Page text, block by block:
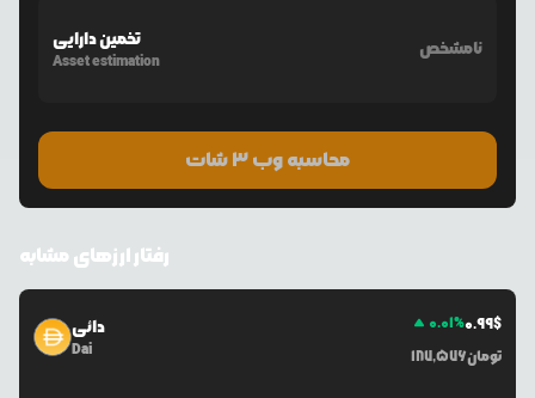
تخمین دارایی
Asset estimation
نامشخص
محاسبه وب ۳ شات
رفتار ارزهای مشابه
دائی
Dai
0.01%0.99$
187,576تومان